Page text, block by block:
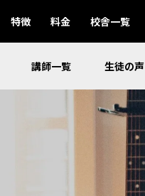
特徴 料金 校舎一覧
講師一覧 生徒の声